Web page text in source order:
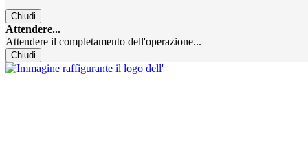
Chiudi
Attendere...
Attendere il completamento dell'operazione...
Chiudi